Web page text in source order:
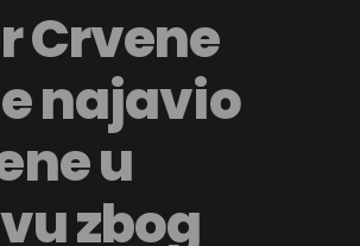
Crvene
najavio
u
zbog